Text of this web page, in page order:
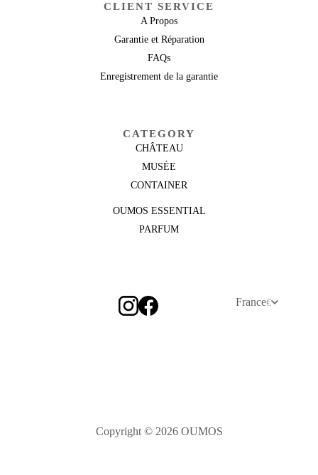
CLIENT SERVICE
A Propos
Garantie et Réparation
FAQs
Enregistrement de la garantie
CATEGORY
CHÂTEAU
MUSÉE
CONTAINER
OUMOS ESSENTIAL
PARFUM
France€
Copyright © 2026 OUMOS